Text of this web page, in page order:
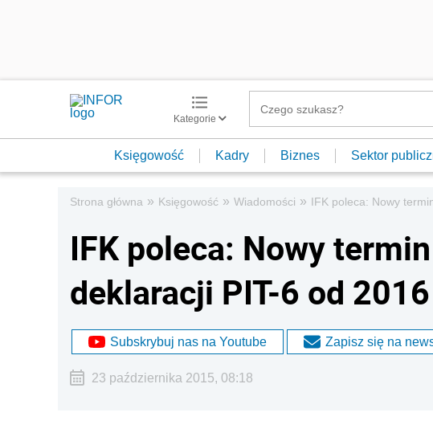
Kategorie
Księgowość Kadry Biznes Sektor
Strona główna » Księgowość » Wiadomości » IFK poleca: Nowy
IFK poleca: Nowy
deklaracji PIT-6 od
Subskrybuj nas na Youtube Zapisz się na
23 października 2015, 08:18